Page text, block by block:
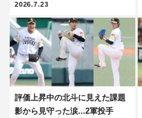
2026.7.23
評価上昇中の北斗に見えた課題
影から見守った涙...2軍投手